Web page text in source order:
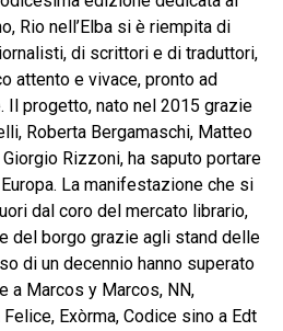
Rio nell’Elba si è riempita di
di scrittori e di traduttori,
attento e vivace, pronto ad
Il progetto, nato nel 2015 grazie
Roberta Bergamaschi, Matteo
Giorgio Rizzoni, ha saputo portare
La manifestazione che si
dal coro del mercato librario,
del borgo grazie agli stand delle
di un decennio hanno superato
a Marcos y Marcos, NN,
Felice, Exòrma, Codice sino a Edt